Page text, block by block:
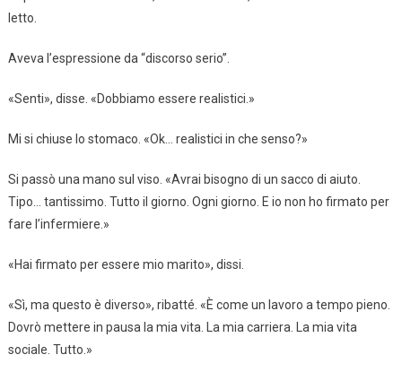
letto.
Aveva l’espressione da “discorso serio”.
«Senti», disse. «Dobbiamo essere realistici.»
Mi si chiuse lo stomaco. «Ok… realistici in che senso?»
Si passò una mano sul viso. «Avrai bisogno di un sacco di aiuto.
Tipo… tantissimo. Tutto il giorno. Ogni giorno. E io non ho firmato per
fare l’infermiere.»
«Hai firmato per essere mio marito», dissi.
«Sì, ma questo è diverso», ribatté. «È come un lavoro a tempo pieno.
Dovrò mettere in pausa la mia vita. La mia carriera. La mia vita
sociale. Tutto.»